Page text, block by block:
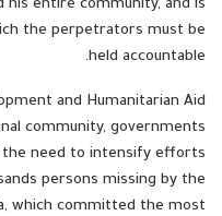
his entire community, and is
the perpetrators must be
held accountable.
and Humanitarian Aid
community, governments
the need to intensify efforts
persons missing by the
which committed the most